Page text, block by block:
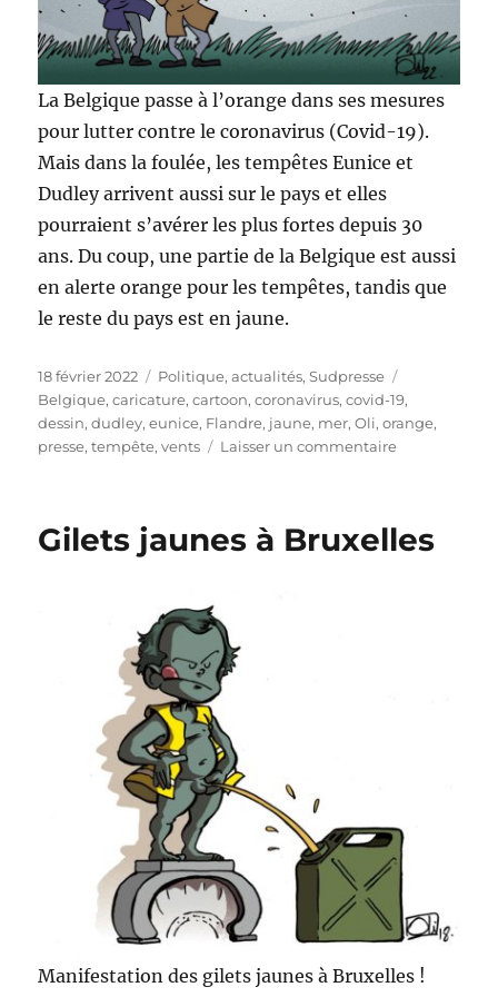
La Belgique passe à l’orange dans ses mesures
pour lutter contre le coronavirus (Covid-19).
Mais dans la foulée, les tempêtes Eunice et
Dudley arrivent aussi sur le pays et elles
pourraient s’avérer les plus fortes depuis 30
ans. Du coup, une partie de la Belgique est aussi
en alerte orange pour les tempêtes, tandis que
le reste du pays est en jaune.
Publié
le
18 février 2022 Catégories
Politique, actualités,Sudpresse
Belgique,caricature,cartoon,coronavirus,covid-19,
dessin,dudley,eunice, Flandre, jaune, mer,Oli,orange,
presse,tempête,vents Laisser un commentairesur
orange
Gilets jaunes à Bruxelles
Manifestation des gilets jaunes à Bruxelles !